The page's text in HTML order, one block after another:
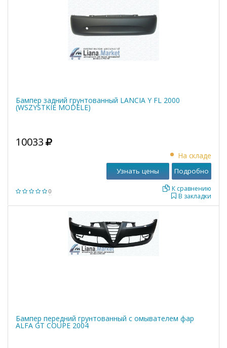
Бампер задний грунтованный LANCIA Y FL 2000
(WSZYSTKIE MODELE)
0
10033
На складе
В закладки
К сравнению
Узнать цены Подробно
Бампер передний грунтованный с омывателем фар
ALFA GT COUPE 2004